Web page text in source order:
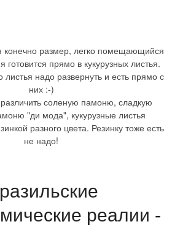
конечно размер, легко помещающийся
готовится прямо в кукурузных листья.
листья надо развернуть и есть прямо с
них :-)
соленую памоню, сладкую
"ди мода", кукурузные листья
разного цвета. Резинку тоже есть
не надо!
реалии -